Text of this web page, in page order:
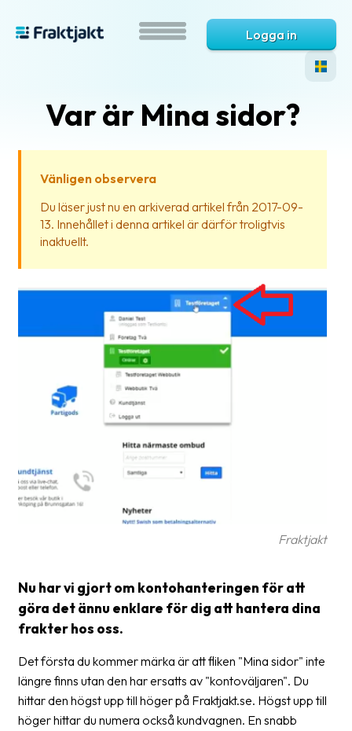
Vad
svar
Frakthandlingar
Skrivarinställningar
Leveransvillkor
Upphämtningar
Nedladdningar
Streckkodsläsare
Logga in
Var är Mina sidor?
Vänligen observera
Du läser just nu en arkiverad artikel från 2017-09-
13. Innehållet i denna artikel är därför troligtvis
inaktuellt.
Fraktjakt
Nu har vi gjort om kontohanteringen för att
göra det ännu enklare för dig att hantera dina
frakter hos oss.
Det första du kommer märka är att fliken "Mina sidor" inte
längre finns utan den har ersatts av "kontoväljaren". Du
hittar den högst upp till höger på Fraktjakt.se. Högst upp till
höger hittar du numera också kundvagnen. En snabb